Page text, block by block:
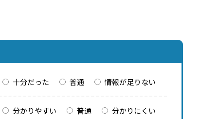
十分だった 普通 情報が足りない
分かりやすい 普通 分かりにくい